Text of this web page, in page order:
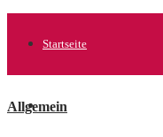
Startseite
Allgemein
Allgemein